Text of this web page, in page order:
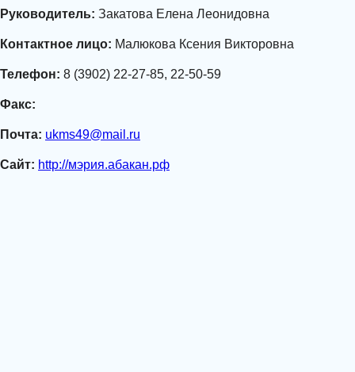
Руководитель: Закатова Елена Леонидовна
Контактное лицо: Малюкова Ксения Викторовна
Телефон: 8 (3902) 22-27-85, 22-50-59
Факс:
Почта: ukms49@mail.ru
Сайт: http://мэрия.абакан.рф